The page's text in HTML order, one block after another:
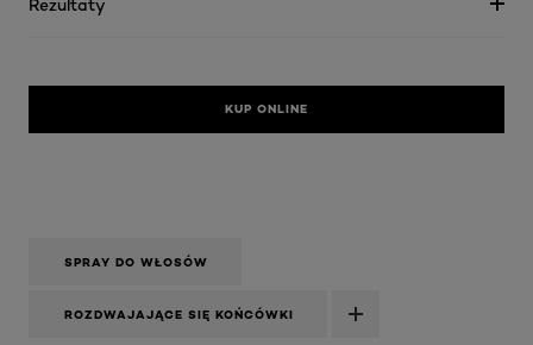
KUP ONLINE
SPRAY DO WŁOSÓW
ROZDWAJAJĄCE SIĘ KOŃCÓWKI